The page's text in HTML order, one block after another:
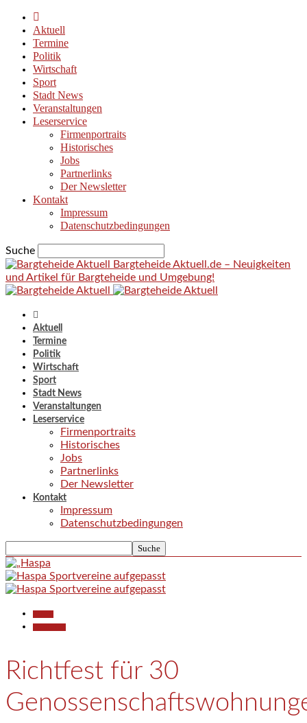
Aktuell
Termine
Politik
Wirtschaft
Sport
Stadt News
Veranstaltungen
Leserservice
Firmenportraits
Historisches
Jobs
Partnerlinks
Der Newsletter
Kontakt
Impressum
Datenschutzbedingungen
Suche
Bargteheide Aktuell.de – Neuigkeiten
und Artikel für Bargteheide und Umgebung!
Aktuell
Termine
Politik
Wirtschaft
Sport
Stadt News
Veranstaltungen
Leserservice
Firmenportraits
Historisches
Jobs
Partnerlinks
Der Newsletter
Kontakt
Impressum
Datenschutzbedingungen
Richtfest für 30